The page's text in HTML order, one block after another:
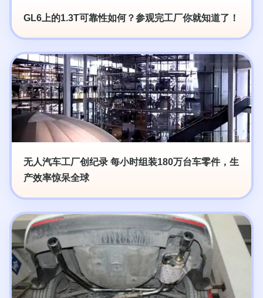
GL6上的1.3T可靠性如何？参观完工厂你就知道了！
无人汽车工厂创纪录 每小时组装180万台车零件，生
产效率惊呆全球